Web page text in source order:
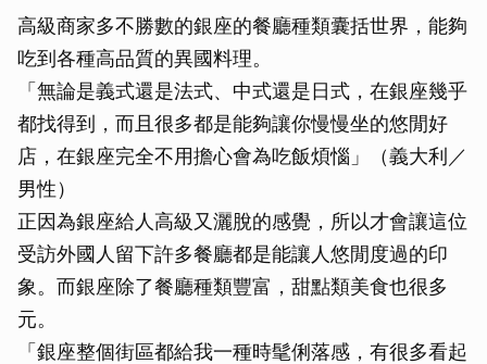
高級商家多不勝數的銀座的餐廳種類囊括世界，能夠
吃到各種高品質的異國料理。
「無論是義式還是法式、中式還是日式，在銀座幾乎
都找得到，而且很多都是能夠讓你慢慢坐的悠閒好
店，在銀座完全不用擔心會為吃飯煩惱」（義大利／
男性）
正因為銀座給人高級又灑脫的感覺，所以才會讓這位
受訪外國人留下許多餐廳都是能讓人悠閒度過的印
象。而銀座除了餐廳種類豐富，甜點類美食也很多
元。
「銀座整個街區都給我一種時髦俐落感，有很多看起